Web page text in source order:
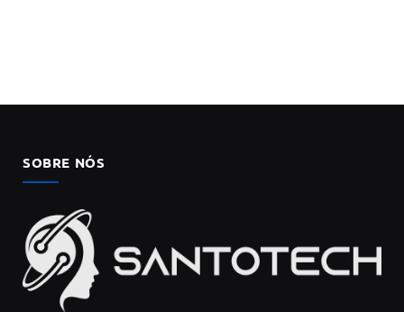
SOBRE NÓS